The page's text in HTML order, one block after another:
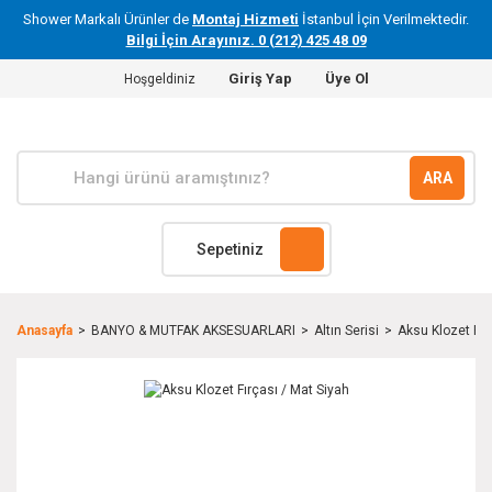
Shower Markalı Ürünler de Montaj Hizmeti İstanbul İçin Verilmektedir.
Bilgi İçin Arayınız. 0 (212) 425 48 09
Hoşgeldiniz Giriş Yap Üye Ol
ARA
Sepetiniz
Anasayfa BANYO & MUTFAK AKSESUARLARI Altın Serisi Aksu Klozet